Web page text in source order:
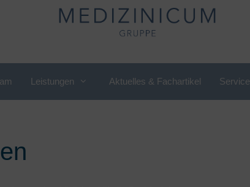
Leistungen
Check-up
Aktuelles & Fachartikel Service